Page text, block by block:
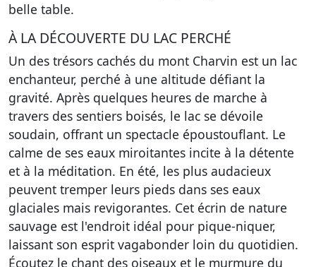
belle table.
À LA DÉCOUVERTE DU LAC PERCHÉ
Un des trésors cachés du mont Charvin est un lac
enchanteur, perché à une altitude défiant la
gravité. Après quelques heures de marche à
travers des sentiers boisés, le lac se dévoile
soudain, offrant un spectacle époustouflant. Le
calme de ses eaux miroitantes incite à la détente
et à la méditation. En été, les plus audacieux
peuvent tremper leurs pieds dans ses eaux
glaciales mais revigorantes. Cet écrin de nature
sauvage est l'endroit idéal pour pique-niquer,
laissant son esprit vagabonder loin du quotidien.
Écoutez le chant des oiseaux et le murmure du